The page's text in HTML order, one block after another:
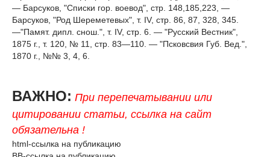
— Барсуков, "Списки гор. воевод", стр. 148,185,223, —
Барсуков, "Род Шереметевых", т. IV, стр. 86, 87, 328, 345.
—"Памят. дипл. снош.", т. IV, стр. 6. — "Русский Вестник",
1875 г., т. 120, № 11, стр. 83—110. — "Псковсвия Губ. Вед.",
1870 г., №№ 3, 4, 6.
ВАЖНО: При перепечатывании или
цитировании статьи, ссылка на сайт
обязательна !
html-ссылка на публикацию